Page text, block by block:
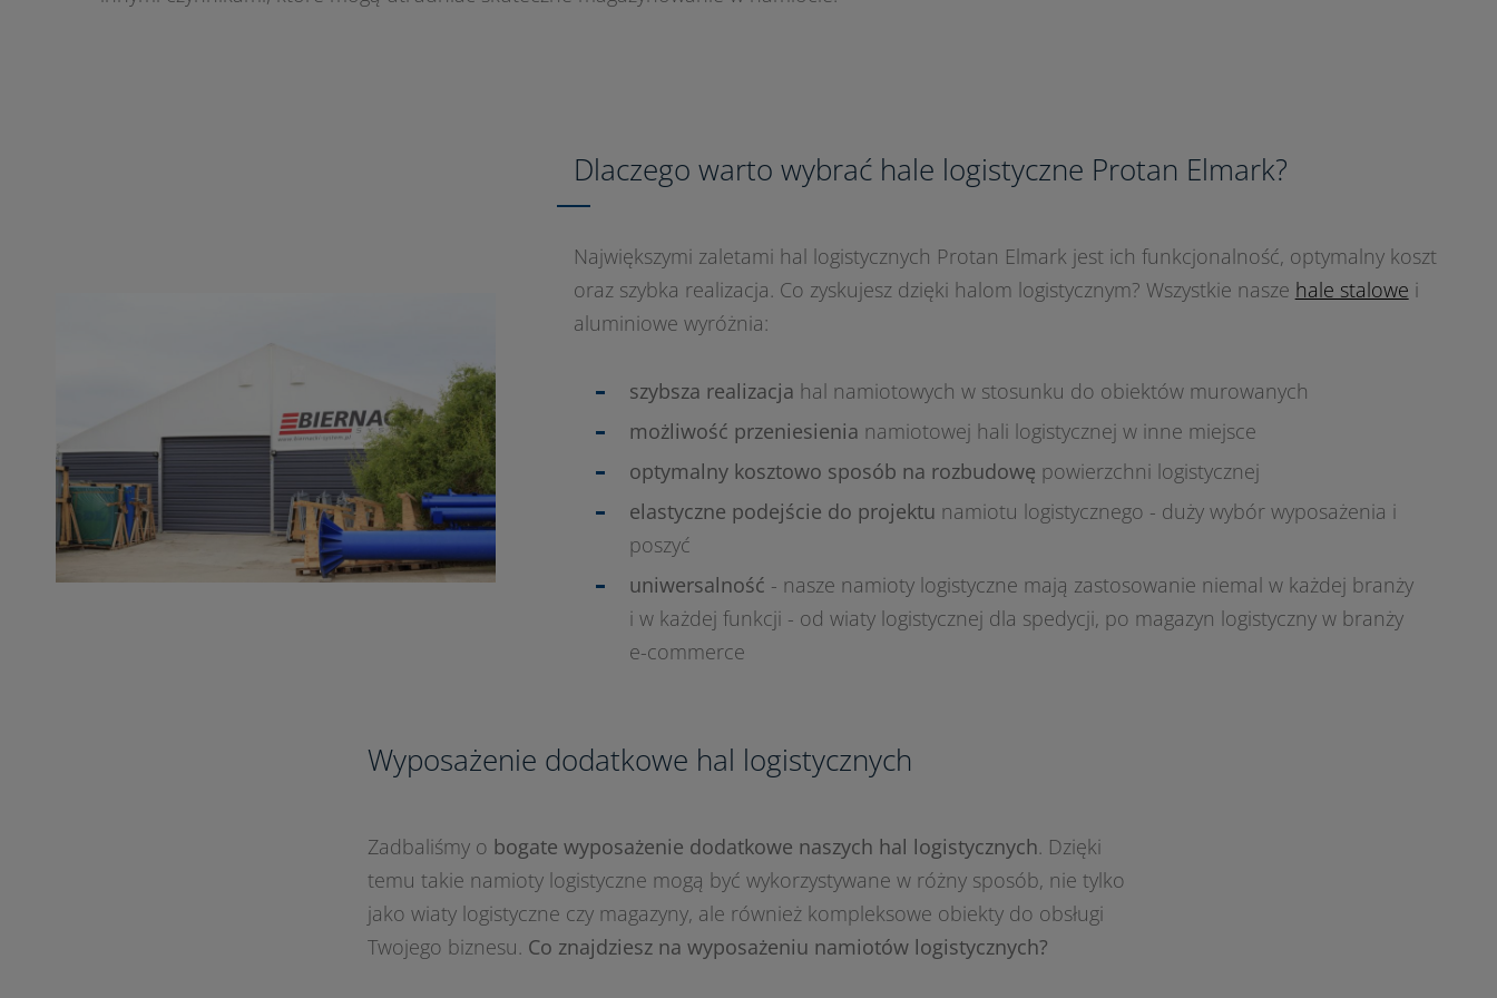
Dlaczego warto wybrać hale logistyczne Protan Elmark?
Największymi zaletami hal logistycznych Protan Elmark jest ich funkcjonalność, optymalny koszt
oraz szybka realizacja. Co zyskujesz dzięki halom logistycznym? Wszystkie nasze hale stalowe i
aluminiowe wyróżnia:
szybsza realizacja hal namiotowych w stosunku do obiektów murowanych
możliwość przeniesienia namiotowej hali logistycznej w inne miejsce
optymalny kosztowo sposób na rozbudowę powierzchni logistycznej
elastyczne podejście do projektu namiotu logistycznego - duży wybór wyposażenia i
poszyć
uniwersalność - nasze namioty logistyczne mają zastosowanie niemal w każdej branży
i w każdej funkcji - od wiaty logistycznej dla spedycji, po magazyn logistyczny w branży
e-commerce
Wyposażenie dodatkowe hal logistycznych
Zadbaliśmy o bogate wyposażenie dodatkowe naszych hal logistycznych. Dzięki
temu takie namioty logistyczne mogą być wykorzystywane w różny sposób, nie tylko
jako wiaty logistyczne czy magazyny, ale również kompleksowe obiekty do obsługi
Twojego biznesu. Co znajdziesz na wyposażeniu namiotów logistycznych?